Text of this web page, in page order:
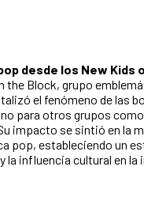
desde los New Kids
the Block, grupo
el fenómeno de las
para otros grupos
impacto se sintió en la
pop, estableciendo un
la influencia cultural en la